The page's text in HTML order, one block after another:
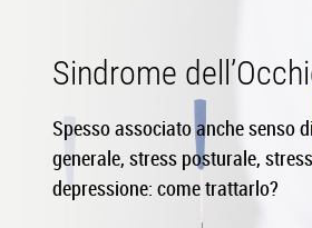
Sindrome
Spesso associato anche senso
generale, stress posturale,
depressione: come trattarlo?